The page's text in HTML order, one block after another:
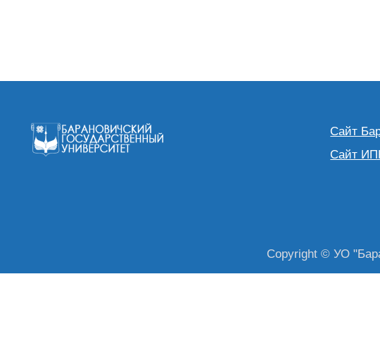
Сайт
Сайт
Copyright © УО